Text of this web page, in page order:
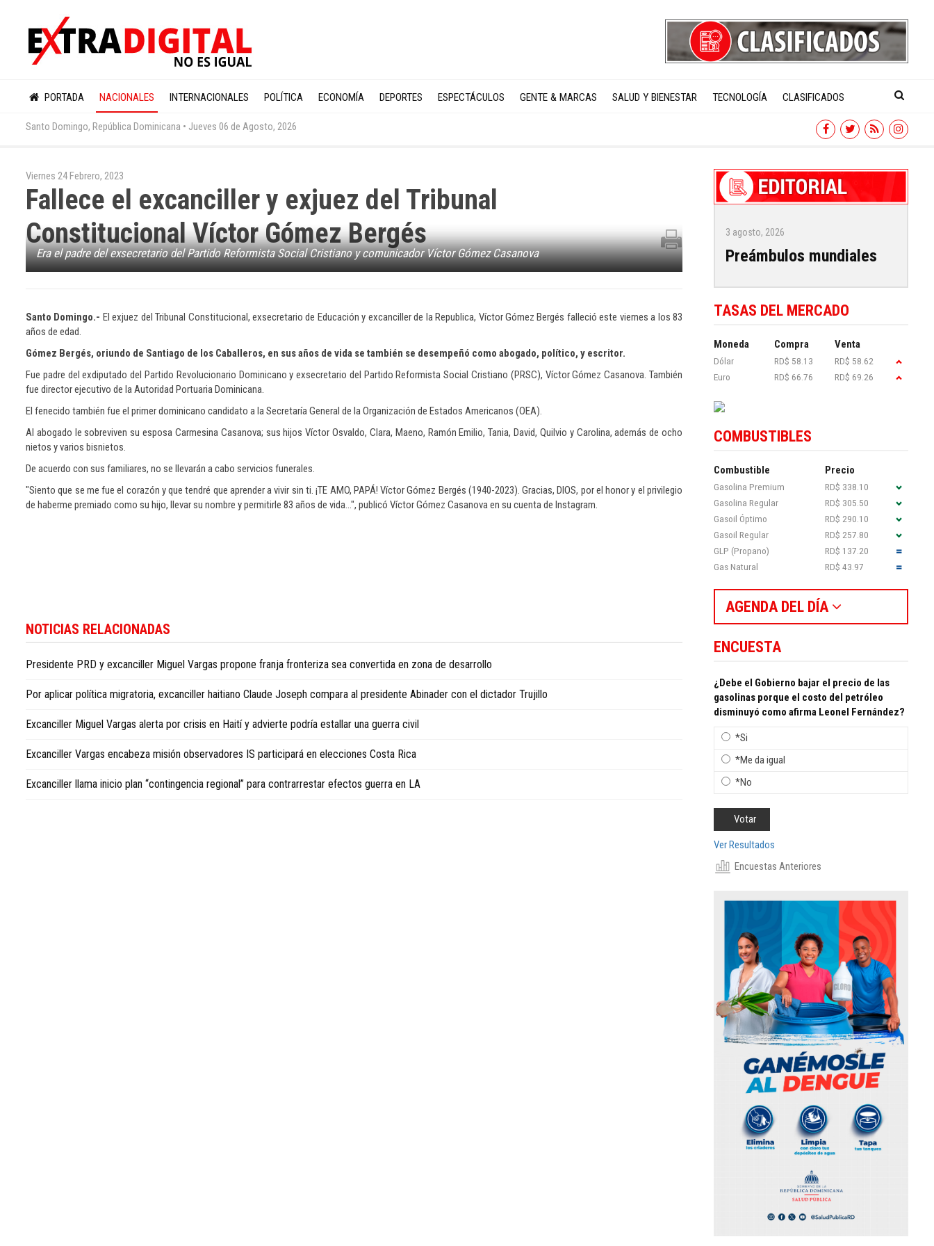
PORTADA NACIONALES INTERNACIONALES POLÍTICA ECONOMÍA DEPORTES ESPECTÁCULOS GENTE & MARCAS SALUD Y BIENESTAR TECNOLOGÍA CLASIFICADOS
Santo Domingo, República Dominicana • Jueves 06 de Agosto, 2026
Viernes 24 Febrero, 2023
Fallece el excanciller y exjuez del Tribunal
Constitucional Víctor Gómez Bergés
Era el padre del exsecretario del Partido Reformista Social Cristiano y comunicador Víctor Gómez Casanova
Santo Domingo.- El exjuez del Tribunal Constitucional, exsecretario de Educación y excanciller de la Republica, Víctor Gómez Bergés falleció este viernes a los 83
años de edad.
Gómez Bergés, oriundo de Santiago de los Caballeros, en sus años de vida se también se desempeñó como abogado, político, y escritor.
Fue padre del exdiputado del Partido Revolucionario Dominicano y exsecretario del Partido Reformista Social Cristiano (PRSC), Víctor Gómez Casanova. También
fue director ejecutivo de la Autoridad Portuaria Dominicana.
El fenecido también fue el primer dominicano candidato a la Secretaría General de la Organización de Estados Americanos (OEA).
Al abogado le sobreviven su esposa Carmesina Casanova; sus hijos Víctor Osvaldo, Clara, Maeno, Ramón Emilio, Tania, David, Quilvio y Carolina, además de ocho
nietos y varios bisnietos.
De acuerdo con sus familiares, no se llevarán a cabo servicios funerales.
"Siento que se me fue el corazón y que tendré que aprender a vivir sin ti. ¡TE AMO, PAPÁ! Víctor Gómez Bergés (1940-2023). Gracias, DIOS, por el honor y el privilegio
de haberme premiado como su hijo, llevar su nombre y permitirle 83 años de vida…", publicó Víctor Gómez Casanova en su cuenta de Instagram.
conocer
sobre
República
visite
Republic
in
NOTICIAS RELACIONADAS
Presidente PRD y excanciller Miguel Vargas propone franja fronteriza sea convertida en zona de desarrollo
Por aplicar política migratoria, excanciller haitiano Claude Joseph compara al presidente Abinader con el dictador Trujillo
Excanciller Miguel Vargas alerta por crisis en Haití y advierte podría estallar una guerra civil
Excanciller Vargas encabeza misión observadores IS participará en elecciones Costa Rica
Excanciller llama inicio plan “contingencia regional” para contrarrestar efectos guerra en LA
3 agosto, 2026
Preámbulos mundiales
TASAS DEL MERCADO
Moneda Compra Venta
Dólar RD$ 58.13
RD$ 58.62
Euro
RD$ 66.76 RD$ 69.26
COMBUSTIBLES
Combustible Precio
Gasolina Premium
RD$ 338.10
Gasolina Regular
RD$ 305.50
Gasoil Óptimo
RD$ 290.10
Gasoil Regular
RD$ 257.80
GLP (Propano)
RD$ 137.20
Gas Natural
RD$ 43.97
AGENDA DEL DÍA
ENCUESTA
¿Debe el Gobierno bajar el precio de las
gasolinas porque el costo del petróleo
disminuyó como afirma Leonel Fernández?
*Si
*Me da igual
*No
Ver Resultados
Encuestas Anteriores